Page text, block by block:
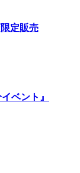
定販売
ベント』